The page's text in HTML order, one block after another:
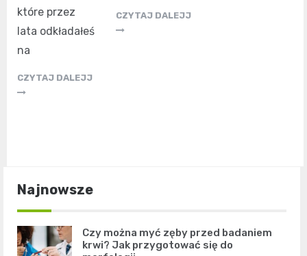
które przez
lata odkładałeś
na
CZYTAJ DALEJJ
CZYTAJ DALEJJ
Najnowsze
Czy można myć zęby przed badaniem
krwi? Jak przygotować się do